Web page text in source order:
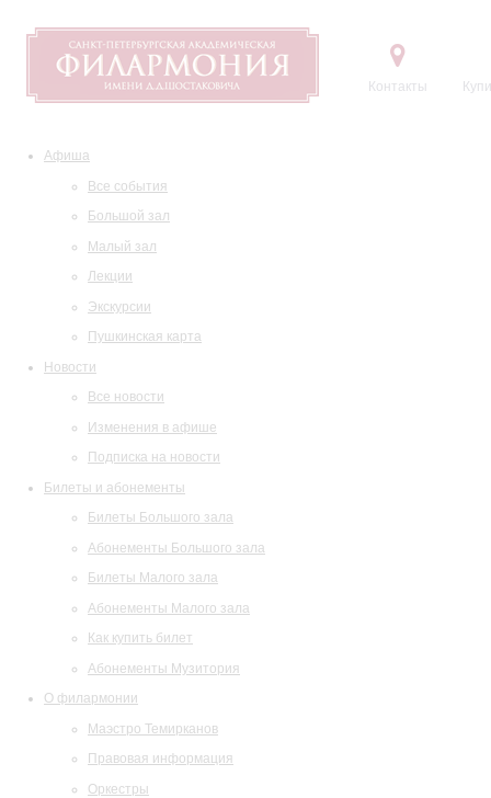
Контакты
Афиша
Все события
Большой зал
Малый зал
Лекции
Экскурсии
Пушкинская карта
Новости
Все новости
Изменения в афише
Подписка на новости
Билеты и абонементы
Билеты Большого зала
Абонементы Большого зала
Билеты Малого зала
Абонементы Малого зала
Как купить билет
Абонементы Музитория
О филармонии
Маэстро Темирканов
Правовая информация
Оркестры